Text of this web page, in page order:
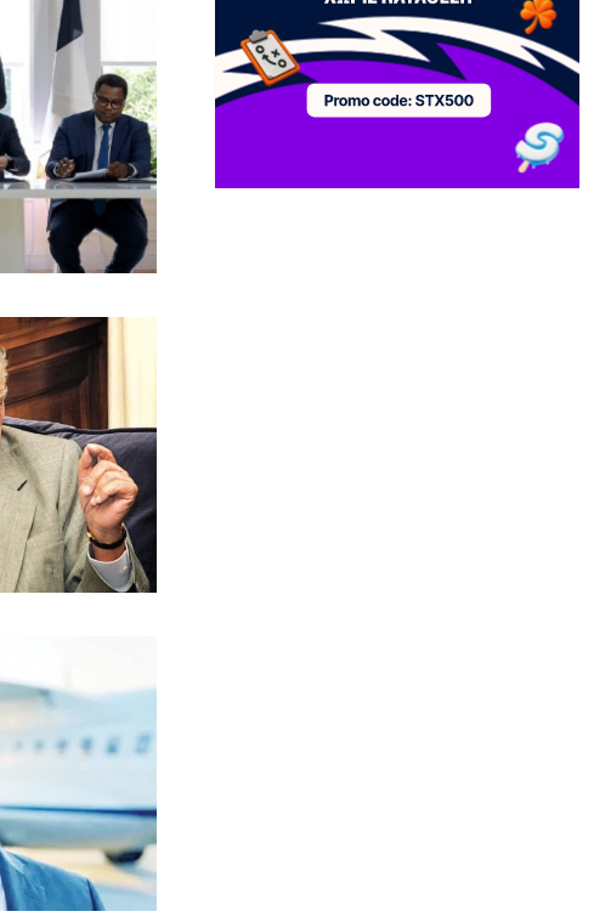
Ριζοσπαστική «Αντιγόνη» συναντά τον
σύγχρονο χορό στην Επίδαυρο
7|08|2026 | 22:30
σταθμευμένο όχημα μετά από καβγά